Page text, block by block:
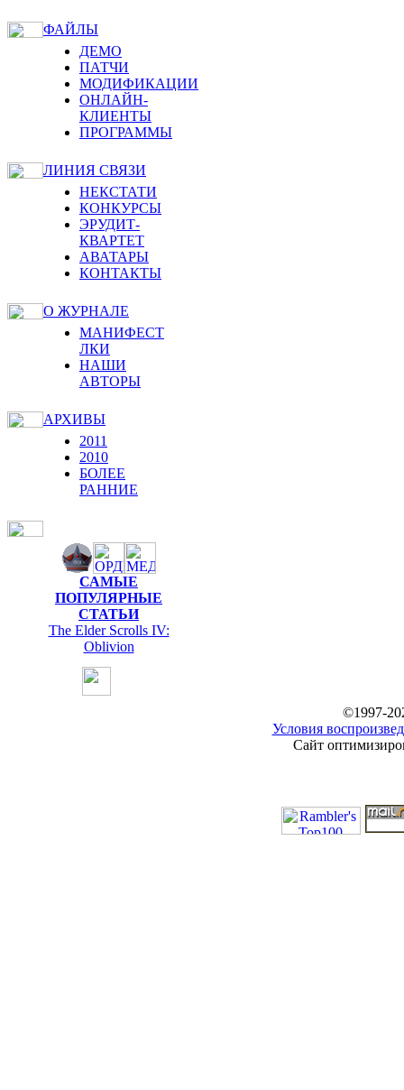
ФАЙЛЫ
ДЕМО
ПАТЧИ
МОДИФИКАЦИИ
ОНЛАЙН-
КЛИЕНТЫ
ПРОГРАММЫ
ЛИНИЯ СВЯЗИ
НЕКСТАТИ
КОНКУРСЫ
ЭРУДИТ-
КВАРТЕТ
АВАТАРЫ
КОНТАКТЫ
О ЖУРНАЛЕ
МАНИФЕСТ
ЛКИ
НАШИ
АВТОРЫ
АРХИВЫ
2011
2010
БОЛЕЕ
РАННИЕ
САМЫЕ
ПОПУЛЯРНЫЕ
СТАТЬИ
The Elder Scrolls IV:
Oblivion
©1997-
Условия
Сайт